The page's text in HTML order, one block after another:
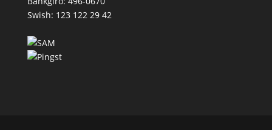
Swish: 123 122 29 42